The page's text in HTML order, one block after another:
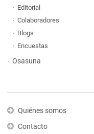
Editorial
Colaboradores
Blogs
Encuestas
Osasuna
Quiénes somos
Contacto